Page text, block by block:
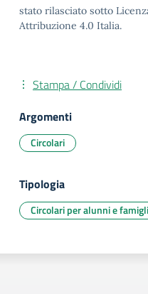
stato rilasciato sotto
Attribuzione 4.0 Italia.
Stampa / Condividi
Argomenti
Circolari
Tipologia
Circolari per alunni e